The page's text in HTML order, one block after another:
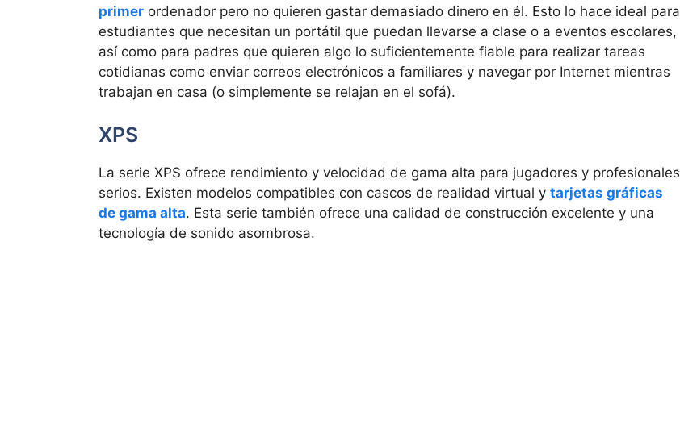
primer ordenador pero no quieren gastar demasiado dinero en él. Esto lo hace ideal para
estudiantes que necesitan un portátil que puedan llevarse a clase o a eventos escolares,
así como para padres que quieren algo lo suficientemente fiable para realizar tareas
cotidianas como enviar correos electrónicos a familiares y navegar por Internet mientras
trabajan en casa (o simplemente se relajan en el sofá).
XPS
La serie XPS ofrece rendimiento y velocidad de gama alta para jugadores y profesionales
serios. Existen modelos compatibles con cascos de realidad virtual y tarjetas gráficas
de gama alta. Esta serie también ofrece una calidad de construcción excelente y una
tecnología de sonido asombrosa.